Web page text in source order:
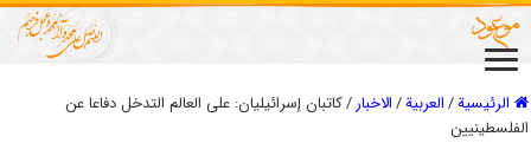
الرئيسية/العربیة/الاخبار/كاتبان إسرائيليان: على العالم التدخل دفاعا عن
الفلسطينيين